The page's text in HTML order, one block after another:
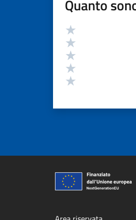
Quanto
Valutazione